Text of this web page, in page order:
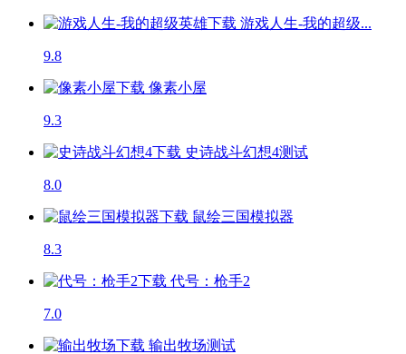
游戏人生-我的超级...
9.8
像素小屋
9.3
史诗战斗幻想4测试
8.0
鼠绘三国模拟器
8.3
代号：枪手2
7.0
输出牧场测试